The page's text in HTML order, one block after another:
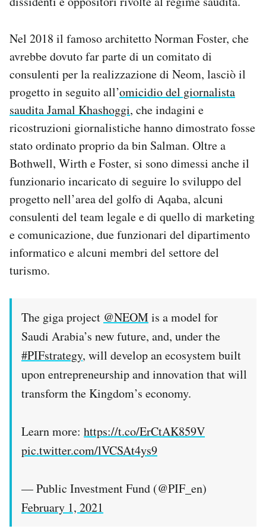
Nel 2018 il famoso architetto Norman Foster, che
avrebbe dovuto far parte di un comitato di
consulenti per la realizzazione di Neom, lasciò il
progetto in seguito all’omicidio del giornalista
saudita Jamal Khashoggi, che indagini e
ricostruzioni giornalistiche hanno dimostrato fosse
stato ordinato proprio da bin Salman. Oltre a
Bothwell, Wirth e Foster, si sono dimessi anche il
funzionario incaricato di seguire lo sviluppo del
progetto nell’area del golfo di Aqaba, alcuni
consulenti del team legale e di quello di marketing
e comunicazione, due funzionari del dipartimento
informatico e alcuni membri del settore del
turismo.
The giga project @NEOMis a model for
Saudi Arabia’s new future, and, under the
#PIFstrategy, will develop an ecosystem built
upon entrepreneurship and innovation that will
transform the Kingdom’s economy.
Learn more: https://t.co/ErCtAK859V
pic.twitter.com/lVCSAt4ys9
— Public Investment Fund (@PIF_en)
February 1, 2021